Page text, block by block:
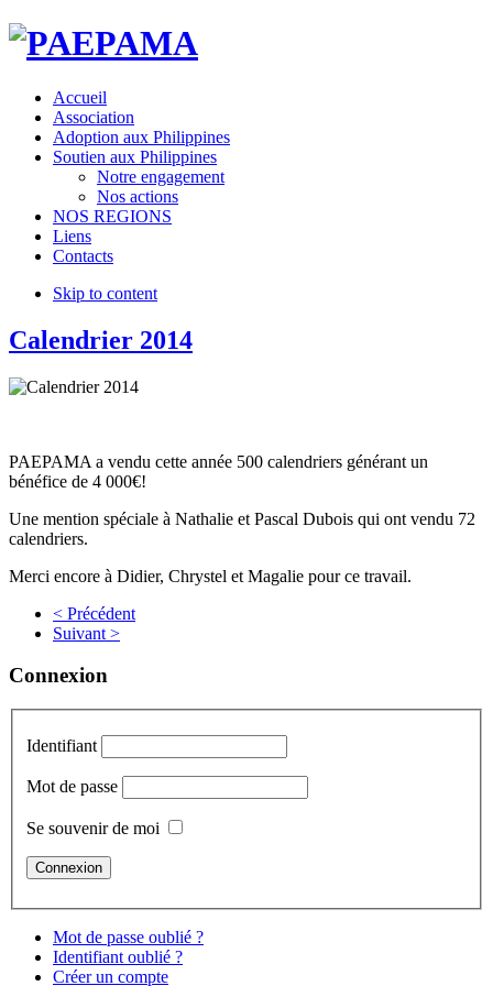
Accueil
Association
Adoption aux Philippines
Soutien aux Philippines
Notre engagement
Nos actions
NOS REGIONS
Liens
Contacts
Skip to content
Calendrier 2014
PAEPAMA a vendu cette année 500 calendriers générant un
bénéfice de 4 000€!
Une mention spéciale à Nathalie et Pascal Dubois qui ont vendu 72
calendriers.
Merci encore à Didier, Chrystel et Magalie pour ce travail.
< Précédent
Suivant >
Connexion
Identifiant
Mot de passe
Se souvenir de moi
Mot de passe oublié ?
Identifiant oublié ?
Créer un compte